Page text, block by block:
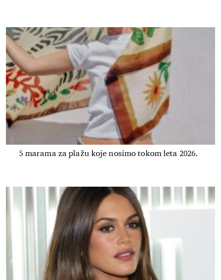
5 marama za plažu koje nosimo tokom leta 2026.